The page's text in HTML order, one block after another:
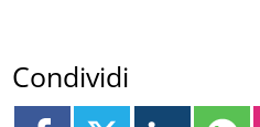
Condividi